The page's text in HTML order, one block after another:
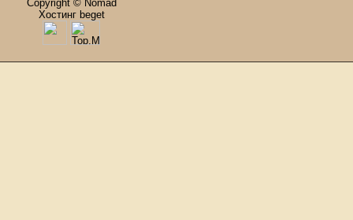
Copyright © Nomad
Хостинг beget